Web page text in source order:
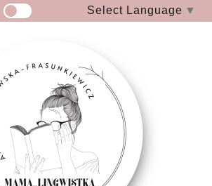
Select Language ▼